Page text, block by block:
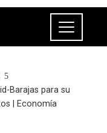
Barajas para su
| Economía